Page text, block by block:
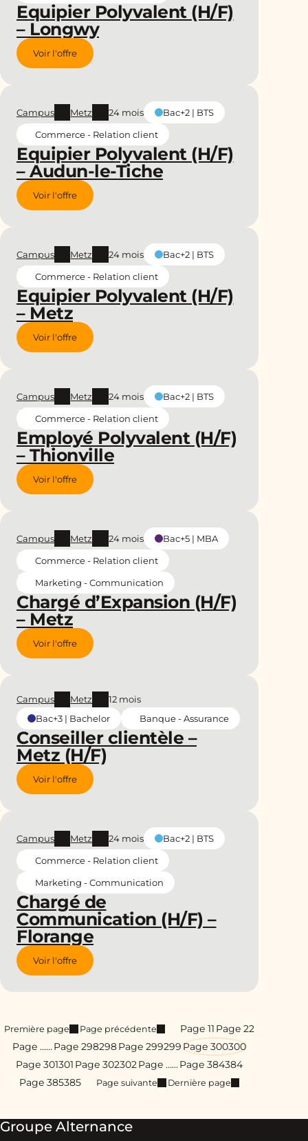
Equipier Polyvalent (H/F)
– Longwy
Voir l'offre
Equipier Polyvalent (H/F)
– Audun-le-Tiche
Campus Metz 24 mois
Bac+2 | BTS
Commerce - Relation client
Voir l'offre
Equipier Polyvalent (H/F)
– Metz
Campus Metz 24 mois
Bac+2 | BTS
Commerce - Relation client
Voir l'offre
Employé Polyvalent (H/F)
– Thionville
Campus Metz 24 mois
Bac+2 | BTS
Commerce - Relation client
Voir l'offre
Chargé d’Expansion (H/F)
– Metz
Campus Metz 24 mois
Bac+5 | MBA
Commerce - Relation client
Marketing - Communication
Voir l'offre
Conseiller clientèle –
Metz (H/F)
Campus Metz
12 mois
Bac+3 | Bachelor
Banque - Assurance
Voir l'offre
Chargé de
Communication (H/F) –
Florange
Campus Metz 24 mois
Bac+2 | BTS
Commerce - Relation client
Marketing - Communication
Voir l'offre
Première page Page précédente Page 11 Page 22
Page ……Page 298298Page 299299Page 300300
Page 301301 Page 302302Page ……Page 384384
Page 385385 Page suivante Dernière page
Groupe Alternance